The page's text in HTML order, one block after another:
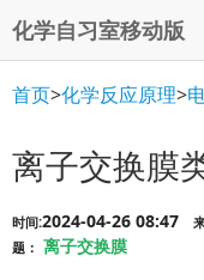
化学自习室移动版
首页>化学反应原理>
离子交换膜
时间:2024-04-26 08:47
题： 离子交换膜